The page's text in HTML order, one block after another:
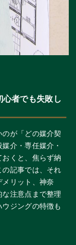
者でも失敗し
が「どの媒介契
介・専任媒介・
くと、焦らず納
記事では、それ
リット、神奈
注意点まで整理
ジングの特徴も